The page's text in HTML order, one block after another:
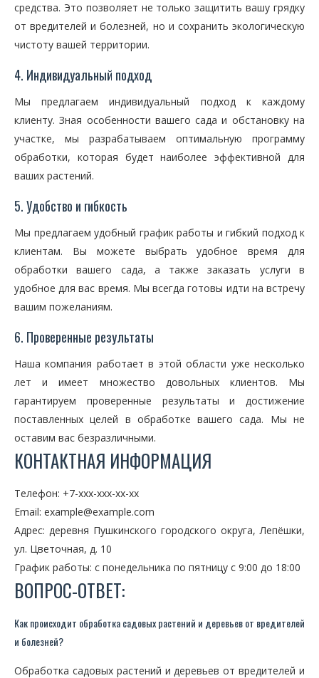
средства. Это позволяет не только защитить вашу грядку
от вредителей и болезней, но и сохранить экологическую
чистоту вашей территории.
4. Индивидуальный подход
Мы предлагаем индивидуальный подход к каждому
клиенту. Зная особенности вашего сада и обстановку на
участке, мы разрабатываем оптимальную программу
обработки, которая будет наиболее эффективной для
ваших растений.
5. Удобство и гибкость
Мы предлагаем удобный график работы и гибкий подход к
клиентам. Вы можете выбрать удобное время для
обработки вашего сада, а также заказать услуги в
удобное для вас время. Мы всегда готовы идти на встречу
вашим пожеланиям.
6. Проверенные результаты
Наша компания работает в этой области уже несколько
лет и имеет множество довольных клиентов. Мы
гарантируем проверенные результаты и достижение
поставленных целей в обработке вашего сада. Мы не
оставим вас безразличными.
КОНТАКТНАЯ ИНФОРМАЦИЯ
Телефон: +7-xxx-xxx-xx-xx
Email: example@example.com
Адрес: деревня Пушкинского городского округа, Лепёшки,
ул. Цветочная, д. 10
График работы: с понедельника по пятницу с 9:00 до 18:00
ВОПРОС-ОТВЕТ:
Как происходит обработка садовых растений и деревьев от вредителей
и болезней?
Обработка садовых растений и деревьев от вредителей и